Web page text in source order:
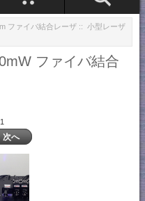
ファイバ結合レーザ :: 小型レーザ
ファイバ結合
次へ